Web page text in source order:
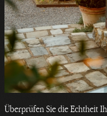
Überprüfen Sie die Echtheit